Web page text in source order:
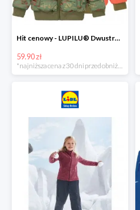
Hit cenowy - LUPILU® Dwustronna kurtka dziecięca z polarem
59.90 zł
*najniższa cena z 30 dni przed obniżką